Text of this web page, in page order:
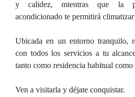
y calidez, mientras que la
acondicionado te permitirá
Ubicada en un entorno tranquilo,
con todos los servicios a tu
tanto como residencia habitual
Ven a visitarla y déjate conquistar.